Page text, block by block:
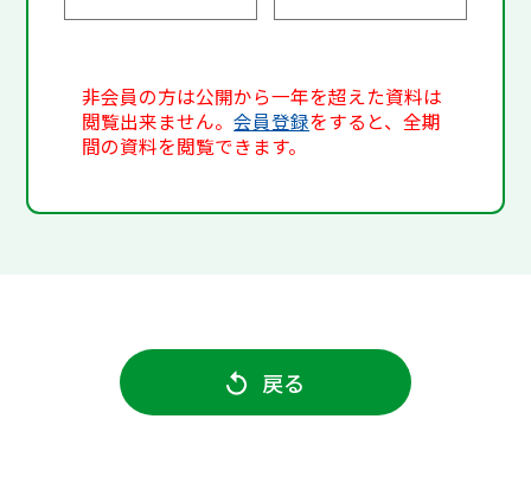
非会員の方は公開から一年を超えた資料は
閲覧出来ません。会員登録をすると、全期
間の資料を閲覧できます。
戻る